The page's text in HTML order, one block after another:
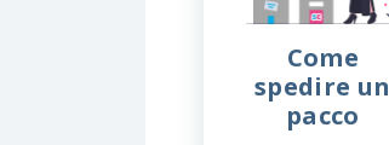
Come
spedire un
pacco